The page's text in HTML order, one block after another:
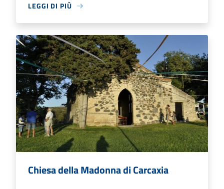
LEGGI DI PIÙ
Chiesa della Madonna di Carcaxia